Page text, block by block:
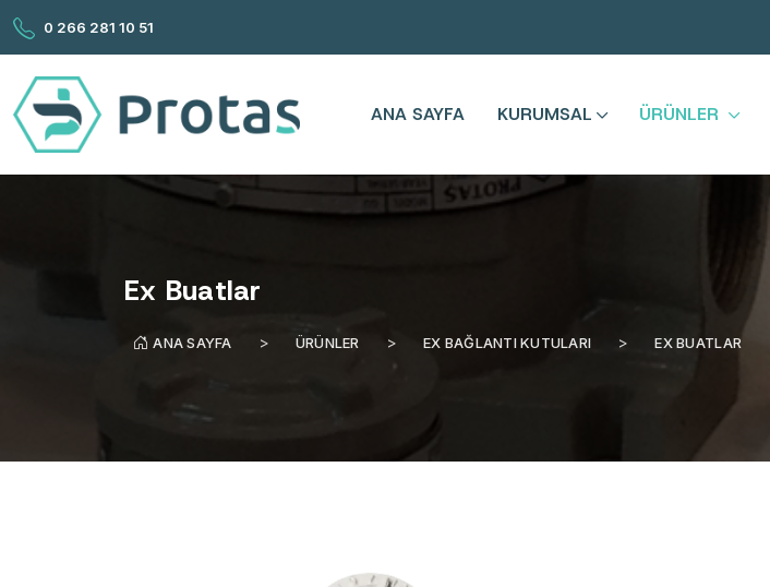
0 266 281 10 51
ANA SAYFA KURUMSAL ÜRÜNLER
Ex Buatlar
ANA SAYFA ÜRÜNLER EX BAĞLANTI KUTULARI EX BUATLAR